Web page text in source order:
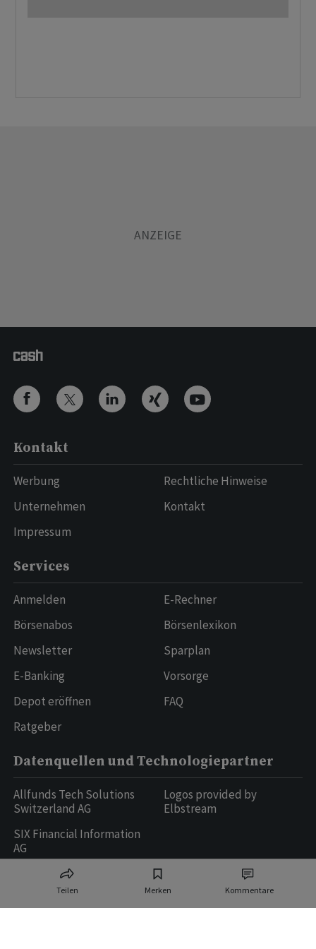
Teilen Merken Kommentare
Kontakt
Werbung
Unternehmen
Impressum
Rechtliche Hinweise
Kontakt
Services
Anmelden
Börsenabos
Newsletter
E-Banking
Depot eröffnen
Ratgeber
E-Rechner
Börsenlexikon
Sparplan
Vorsorge
FAQ
Datenquellen und Technologiepartner
Allfunds Tech Solutions
Switzerland AG
SIX Financial Information
AG
Logos provided by
Elbstream